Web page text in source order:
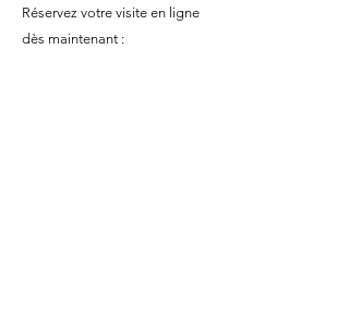
Réservez votre visite en ligne
dès maintenant :